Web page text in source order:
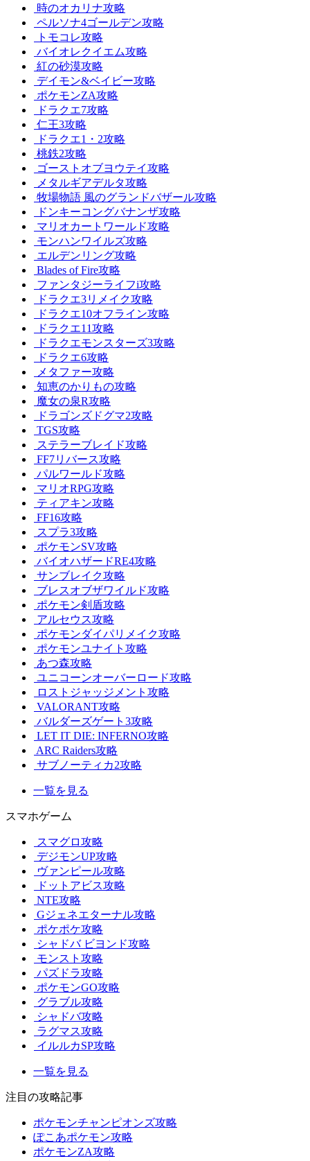
時のオカリナ攻略
ペルソナ4ゴールデン攻略
トモコレ攻略
バイオレクイエム攻略
紅の砂漠攻略
デイモン&ベイビー攻略
ポケモンZA攻略
ドラクエ7攻略
仁王3攻略
ドラクエ1・2攻略
桃鉄2攻略
ゴーストオブヨウテイ攻略
メタルギアデルタ攻略
牧場物語 風のグランドバザール攻略
ドンキーコングバナンザ攻略
マリオカートワールド攻略
モンハンワイルズ攻略
エルデンリング攻略
Blades of Fire攻略
ファンタジーライフi攻略
ドラクエ3リメイク攻略
ドラクエ10オフライン攻略
ドラクエ11攻略
ドラクエモンスターズ3攻略
ドラクエ6攻略
メタファー攻略
知恵のかりもの攻略
魔女の泉R攻略
ドラゴンズドグマ2攻略
TGS攻略
ステラーブレイド攻略
FF7リバース攻略
パルワールド攻略
マリオRPG攻略
ティアキン攻略
FF16攻略
スプラ3攻略
ポケモンSV攻略
バイオハザードRE4攻略
サンブレイク攻略
ブレスオブザワイルド攻略
ポケモン剣盾攻略
アルセウス攻略
ポケモンダイパリメイク攻略
ポケモンユナイト攻略
あつ森攻略
ユニコーンオーバーロード攻略
ロストジャッジメント攻略
VALORANT攻略
バルダーズゲート3攻略
LET IT DIE: INFERNO攻略
ARC Raiders攻略
サブノーティカ2攻略
一覧を見る
スマホゲーム
スマグロ攻略
デジモンUP攻略
ヴァンピール攻略
ドットアビス攻略
NTE攻略
Gジェネエターナル攻略
ポケポケ攻略
シャドバ ビヨンド攻略
モンスト攻略
パズドラ攻略
ポケモンGO攻略
グラブル攻略
シャドバ攻略
ラグマス攻略
イルルカSP攻略
一覧を見る
注目の攻略記事
ポケモンチャンピオンズ攻略
ぽこあポケモン攻略
ポケモンZA攻略